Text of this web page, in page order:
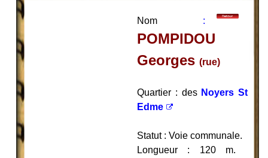
Nom :
POMPIDOU
Georges(rue)
Quartier : des Noyers St
Edme
Statut : Voie communale.
Longueur : 120 m.